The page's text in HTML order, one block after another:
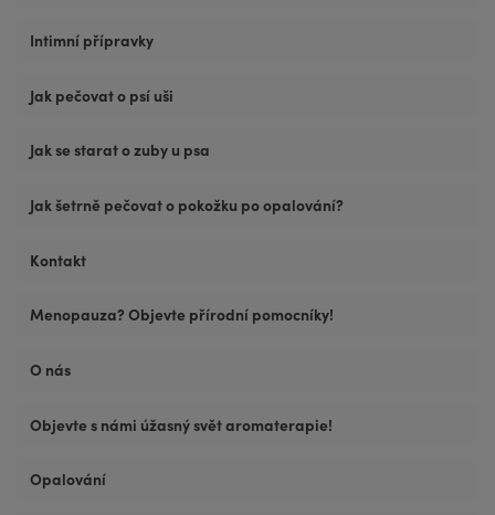
Intimní přípravky
Jak pečovat o psí uši
Jak se starat o zuby u psa
Jak šetrně pečovat o pokožku po opalování?
Kontakt
Menopauza? Objevte přírodní pomocníky!
O nás
Objevte s námi úžasný svět aromaterapie!
Opalování